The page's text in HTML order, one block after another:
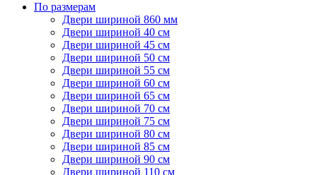
По размерам
Двери шириной 860 мм
Двери шириной 40 см
Двери шириной 45 см
Двери шириной 50 см
Двери шириной 55 см
Двери шириной 60 см
Двери шириной 65 см
Двери шириной 70 см
Двери шириной 75 см
Двери шириной 80 см
Двери шириной 85 см
Двери шириной 90 см
Двери шириной 110 см